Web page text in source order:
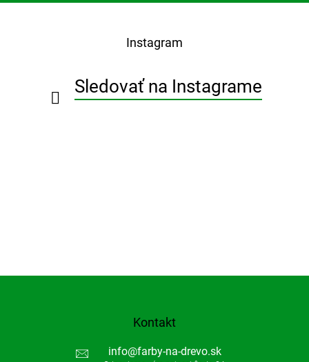
Instagram
Sledovať na Instagrame
Kontakt
info@farby-na-drevo.sk